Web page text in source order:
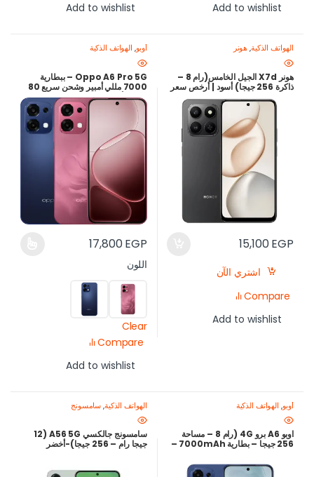
Add to wishlist
Add to wishlist
الهواتف الذكية, هونر
هونر X7d الجيل الخامس(رام 8 –
ذاكرة 256 جيجا) أسود | أرخص سعر
في مصر |
15,100EGP
اشتري الآن
Compare
Add to wishlist
أوبو, الهواتف الذكية
Oppo A6 Pro 5G – ببطارية
7000 مللي أمبير وشحن سريع 80
وات – أفضل سعر في مصر
17,800EGP
اللون
Clear
Compare
Add to wishlist
أوبو, الهواتف الذكية
اوبو A6 برو 4G (رام 8 – مساحة
256 جيجا – بطارية 7000mAh –
سعر في مصر
الهواتف الذكية,سامسونج
سامسونج جالكسي A56 5G (12
جيجا رام – 256 جيجا)-أخضر